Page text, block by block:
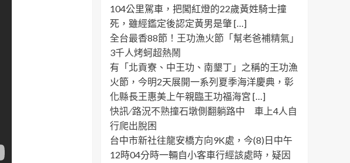
104公里駕車，把闖紅燈的22歲黃姓騎士撞
死，雖經鑑定後認定黃男是肇 […]
全台最香88節！王功漁火節「幫老爸補精氣」
3千人烤蚵超熱鬧
有「北貢寮、中王功、南墾丁」之稱的王功漁
火節，今明2天展開一系列夏季海洋慶典，彰
化縣長王惠美上午親臨王功福海宮 […]
快訊 ∕ 路況不熟撞石墩側翻躺路中 車上4人自
行爬出脫困
台中市新社往龍安橋方向9K處，今(8)日中午
12時04分時一輛自小客車行經該處時，疑因